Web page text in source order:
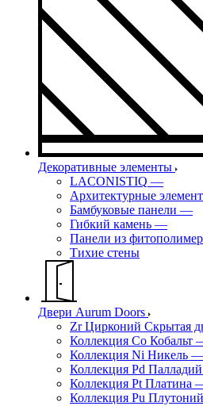
Декоративные элементы
LACONISTIQ —
Архитектурные
Бамбуковые панели —
Гибкий камень —
Панели из
Тихие стены
Двери Aurum Doors
Zr Цирконий Скрытая
Коллекция Co Кобальт
Коллекция Ni Никель —
Коллекция Pd Палладий
Коллекция Pt Платина
Коллекция Pu Плутоний